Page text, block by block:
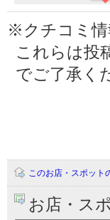
※クチコミ情
これらは投
でご了承く
このお店・スポット
お店・ス